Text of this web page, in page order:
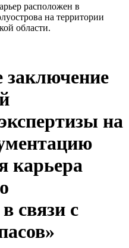
расположен в
на территории
области.
на
карьера
связи с